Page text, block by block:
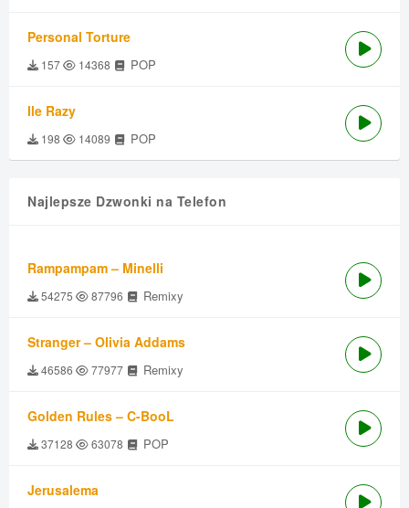
Personal Torture
157 14368 POP
Ile Razy
198 14089 POP
Najlepsze Dzwonki na Telefon
Rampampam – Minelli
54275 87796 Remixy
Stranger – Olivia Addams
46586 77977 Remixy
Golden Rules – C-BooL
37128 63078 POP
Jerusalema